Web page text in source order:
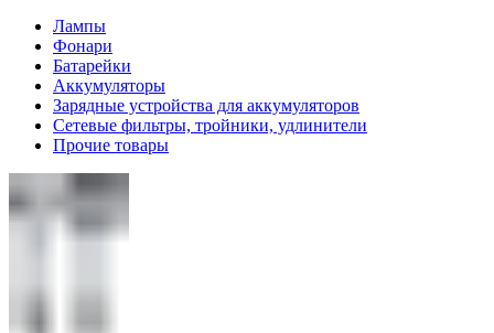
Лампы
Фонари
Батарейки
Аккумуляторы
Зарядные устройства для аккумуляторов
Сетевые фильтры, тройники, удлинители
Прочие товары